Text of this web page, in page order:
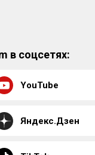
в соцсетях:
YouTube
Яндекс.Дзен